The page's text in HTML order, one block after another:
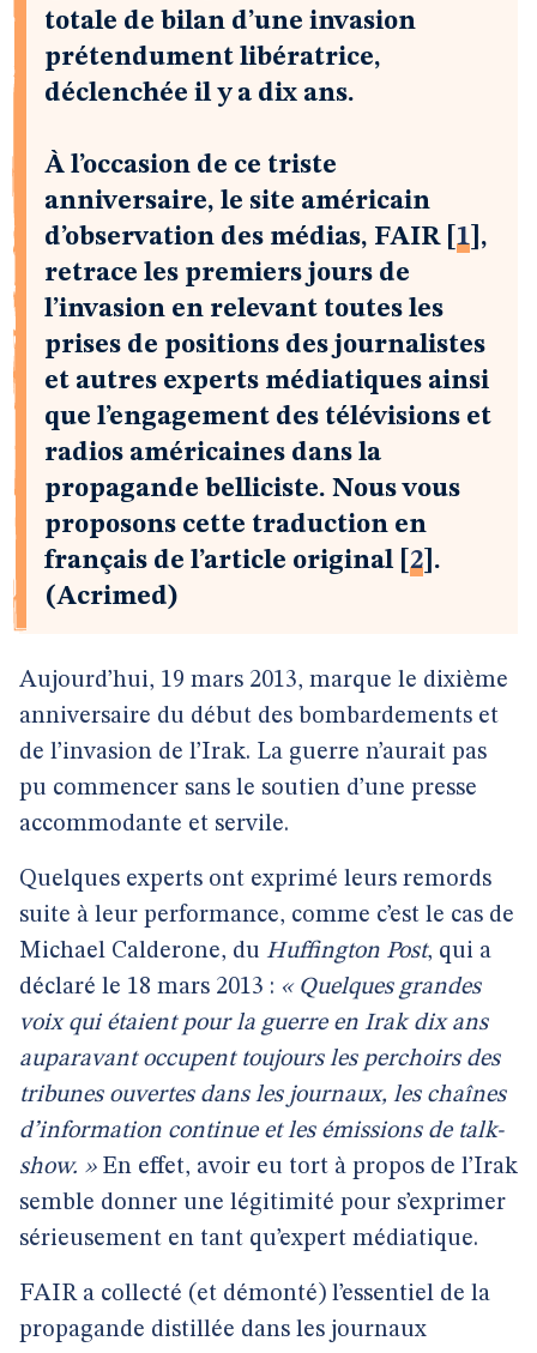
totale de bilan d’une invasion
prétendument libératrice,
déclenchée il y a dix ans.
À l’occasion de ce triste
anniversaire, le site américain
d’observation des médias, FAIR[ 1 ,
retrace les premiers jours de
l’invasion en relevant toutes les
prises de positions des journalistes
et autres experts médiatiques ainsi
que l’engagement des télévisions et
radios américaines dans la
propagande belliciste. Nous vous
proposons cette traduction en
français de l’article original[ 2 .
(Acrimed)
Aujourd’hui, 19 mars 2013, marque le dixième
anniversaire du début des bombardements et
de l’invasion de l’Irak. La guerre n’aurait pas
pu commencer sans le soutien d’une presse
accommodante et servile.
Quelques experts ont exprimé leurs remords
suite à leur performance, comme c’est le cas de
Michael Calderone, du Huffington Post, qui a
déclaré le 18 mars 2013 : « Quelques grandes
voix qui étaient pour la guerre en Irak dix ans
auparavant occupent toujours les perchoirs des
tribunes ouvertes dans les journaux, les chaînes
d’information continue et les émissions de talk-
show. »En effet, avoir eu tort à propos de l’Irak
semble donner une légitimité pour s’exprimer
sérieusement en tant qu’expert médiatique.
FAIR a collecté (et démonté) l’essentiel de la
propagande distillée dans les journaux